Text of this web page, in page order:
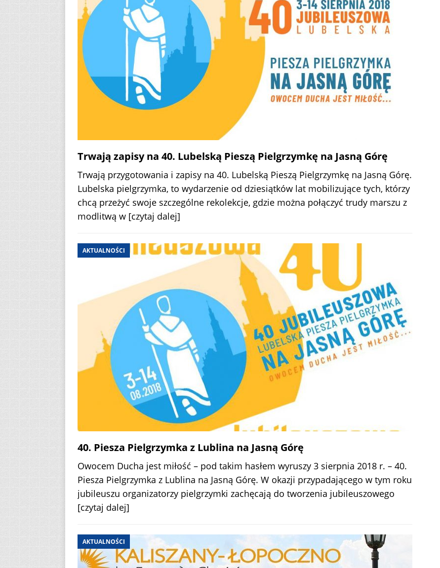
Trwają zapisy na 40. Lubelską Pieszą Pielgrzymkę na Jasną Górę
Trwają przygotowania i zapisy na 40. Lubelską Pieszą Pielgrzymkę na Jasną Górę.
Lubelska pielgrzymka, to wydarzenie od dziesiątków lat mobilizujące tych, którzy
chcą przeżyć swoje szczególne rekolekcje, gdzie można połączyć trudy marszu z
modlitwą w [czytaj dalej]
AKTUALNOŚCI
40. Piesza Pielgrzymka z Lublina na Jasną Górę
Owocem Ducha jest miłość – pod takim hasłem wyruszy 3 sierpnia 2018 r. – 40.
Piesza Pielgrzymka z Lublina na Jasną Górę. W okazji przypadającego w tym roku
jubileuszu organizatorzy pielgrzymki zachęcają do tworzenia jubileuszowego
[czytaj dalej]
AKTUALNOŚCI